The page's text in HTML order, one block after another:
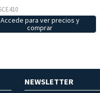
Accede para ver precios y
comprar
NEWSLETTER